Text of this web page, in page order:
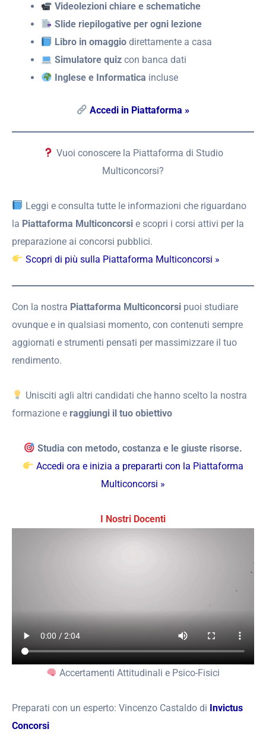
Videolezioni chiare e schematiche
Slide riepilogative per ogni lezione
Libro in omaggiodirettamente a casa
Simulatore quizcon banca dati
Inglese e Informatica incluse
Accedi in Piattaforma »
Vuoi conoscere la Piattaforma di Studio
Multiconcorsi?
Leggi e consulta tutte le informazioni che riguardano
la Piattaforma Multiconcorsi e scopri i corsi attivi per la
preparazione ai concorsi pubblici.
Scopri di più sulla Piattaforma Multiconcorsi »
Con la nostra Piattaforma Multiconcorsi puoi studiare
ovunque e in qualsiasi momento, con contenuti sempre
aggiornati e strumenti pensati per massimizzare il tuo
rendimento.
Unisciti agli altri candidati che hanno scelto la nostra
formazione e raggiungi il tuo obiettivo
Studia con metodo, costanza e le giuste risorse.
Accedi ora e inizia a prepararti con la Piattaforma
Multiconcorsi »
I Nostri Docenti
Accertamenti Attitudinali e Psico-Fisici
Preparati con un esperto: Vincenzo Castaldo di Invictus
Concorsi